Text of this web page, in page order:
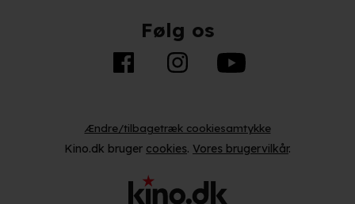
Følg os
Ændre/tilbagetræk cookiesamtykke
Kino.dk bruger cookies. Vores brugervilkår.